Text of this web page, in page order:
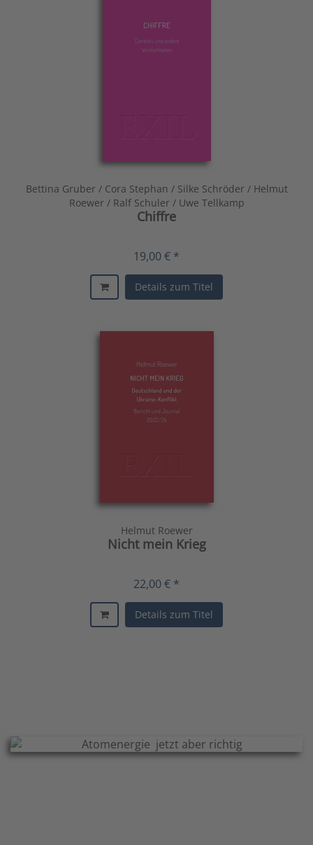
Bettina Gruber / Cora Stephan / Silke Schröder / Helmut
Roewer / Ralf Schuler / Uwe Tellkamp
Chiffre
19,00 € *
Details zum Titel
Helmut Roewer
Nicht mein Krieg
22,00 € *
Details zum Titel